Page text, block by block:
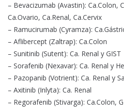
– Bevacizumab (Avastin): Ca.Colon,
Ca.Ovario, Ca.Renal, Ca.Cervix
– Ramucirumab (Cyramza):
– Aflibercept (Zaltrap): Ca.Colon
– Sunitinib (Sutent): Ca. Renal y GIST
– Sorafenib (Nexavar): Ca. Renal y
– Pazopanib (Votrient): Ca. Renal y
– Axitinib (Inlyta): Ca. Renal
– Regorafenib (Stivarga): Ca.Colon,